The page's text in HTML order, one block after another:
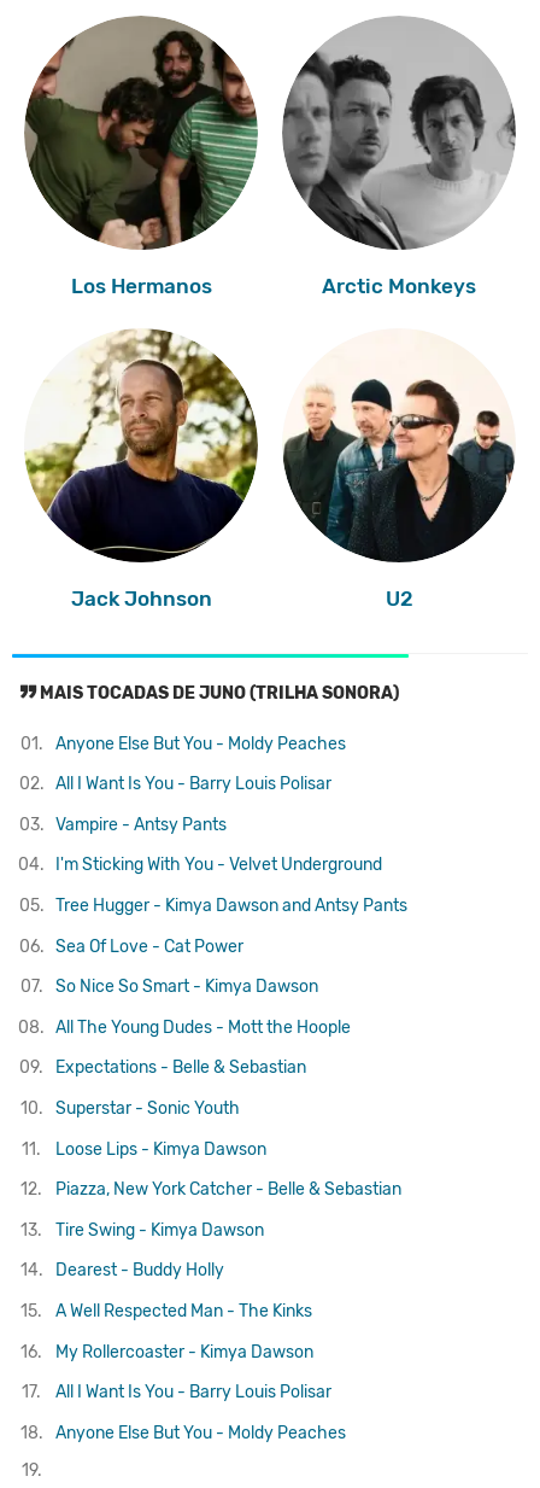
Los Hermanos Arctic Monkeys
Jack Johnson U2
MAIS TOCADAS DE JUNO (TRILHA SONORA)
01.
Anyone Else But You - Moldy Peaches
02. All I Want Is You - Barry Louis Polisar
03. Vampire - Antsy Pants
04.
I'm Sticking With You - Velvet Underground
05. Tree Hugger - Kimya Dawson and Antsy Pants
06. Sea Of Love - Cat Power
07.
So Nice So Smart - Kimya Dawson
08. All The Young Dudes - Mott the Hoople
09.
Expectations - Belle & Sebastian
10.
Superstar - Sonic Youth
11.
Loose Lips - Kimya Dawson
12.
Piazza, New York Catcher - Belle & Sebastian
13.
Tire Swing - Kimya Dawson
14.
Dearest - Buddy Holly
15.
A Well Respected Man - The Kinks
16.
My Rollercoaster - Kimya Dawson
17.
All I Want Is You - Barry Louis Polisar
18.
Anyone Else But You - Moldy Peaches
19.